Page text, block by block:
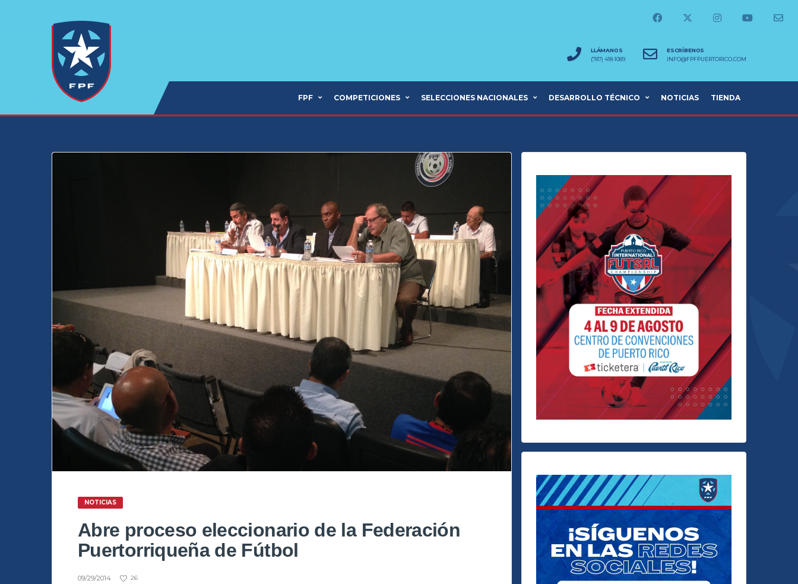
LLÁMANOS
(787) 418-1089
ESCRÍBENOS
INFO@FPFPUERTORICO.COM
FPF COMPETICIONES SELECCIONES NACIONALES DESARROLLO TÉCNICO NOTICIAS TIENDA
NOTICIAS
Abre proceso eleccionario de la Federación
Puertorriqueña de Fútbol
09/29/2014 26